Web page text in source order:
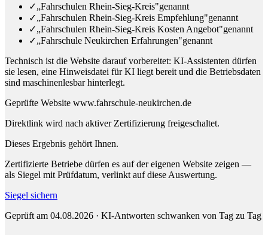
✓„Fahrschulen Rhein-Sieg-Kreis"genannt
✓„Fahrschulen Rhein-Sieg-Kreis Empfehlung"genannt
✓„Fahrschulen Rhein-Sieg-Kreis Kosten Angebot"genannt
✓„Fahrschule Neukirchen Erfahrungen"genannt
Technisch ist die Website darauf vorbereitet: KI-Assistenten dürfen
sie lesen, eine Hinweisdatei für KI liegt bereit und die Betriebsdaten
sind maschinenlesbar hinterlegt.
Geprüfte Website www.fahrschule-neukirchen.de
Direktlink wird nach aktiver Zertifizierung freigeschaltet.
Dieses Ergebnis gehört Ihnen.
Zertifizierte Betriebe dürfen es auf der eigenen Website zeigen —
als Siegel mit Prüfdatum, verlinkt auf diese Auswertung.
Siegel sichern
Geprüft am 04.08.2026 · KI-Antworten schwanken von Tag zu Tag